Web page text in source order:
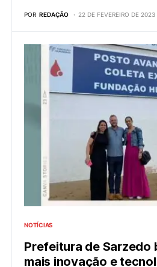
POR REDAÇÃO 22 DE FEVEREIRO DE 2023
NOTÍCIAS
Prefeitura de Sarzedo
mais inovação e